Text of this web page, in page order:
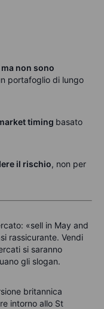
non sono
portafoglio di lungo
timing basato
il rischio, non per
«sell in May and
rassicurante. Vendi
si saranno
gli slogan.
britannica
intorno allo St